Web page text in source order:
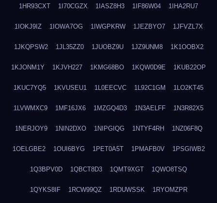
1HR93CXT 1I70CGZX 1IASZ8H3 1IF86W04 1IHA2RU7
1IOKJ9IZ 1IOWA7OG 1IWGPKRW 1JEZBYO7 1JFVZL7X
1JKQPSW2 1JL35ZZ0 1JUOBZ9U 1JZ9UNM8 1K1OOBX2
1KJONM1Y 1KJVH227 1KMG68BO 1KQW0D9E 1KUB22OP
1KUC7YQ5 1KVUSEU1 1L0EECVC 1L92C1GM 1LO2KT45
1LVWMXC9 1MF16JX6 1MZGQ4D3 1N3AELFF 1N3R82X5
1NERJOY9 1NIN2DXO 1NIPGIQG 1NTYF4RH 1NZ06F8Q
1OELGBE2 1OUI6BYG 1PET0A5T 1PMAFB0V 1PSGIWB2
1Q3BPV0D 1QBCT8D3 1QMT9XGT 1QWO8TSQ
1QYKS8IF 1RCW99QZ 1RDUWSSK 1RYOMZPR